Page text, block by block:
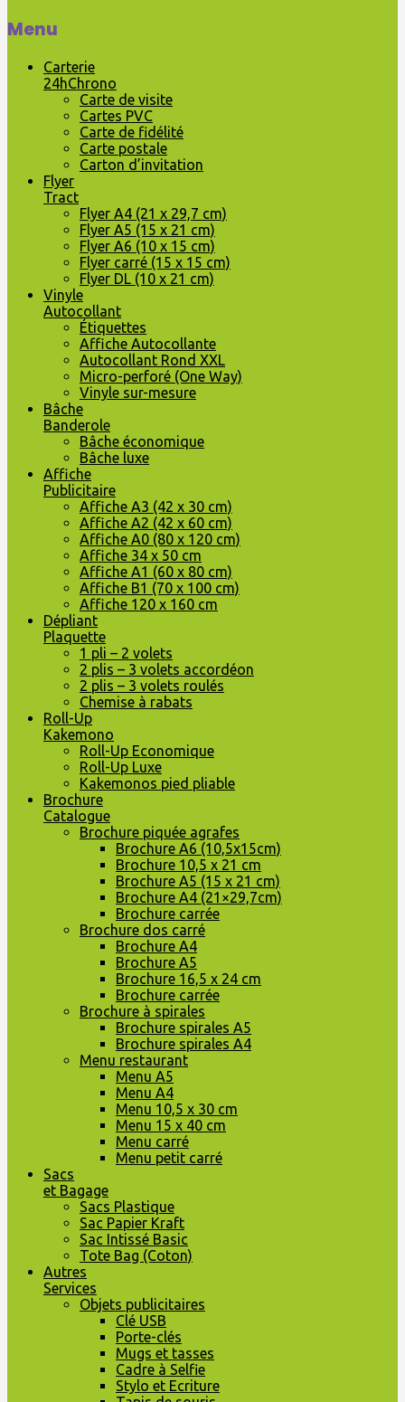
Menu
Carterie
24hChrono
Carte de visite
Cartes PVC
Carte de fidélité
Carte postale
Carton d’invitation
Flyer
Tract
Flyer A4 (21 x 29,7 cm)
Flyer A5 (15 x 21 cm)
Flyer A6 (10 x 15 cm)
Flyer carré (15 x 15 cm)
Flyer DL (10 x 21 cm)
Vinyle
Autocollant
Étiquettes
Affiche Autocollante
Autocollant Rond XXL
Micro-perforé (One Way)
Vinyle sur-mesure
Bâche
Banderole
Bâche économique
Bâche luxe
Affiche
Publicitaire
Affiche A3 (42 x 30 cm)
Affiche A2 (42 x 60 cm)
Affiche A0 (80 x 120 cm)
Affiche 34 x 50 cm
Affiche A1 (60 x 80 cm)
Affiche B1 (70 x 100 cm)
Affiche 120 x 160 cm
Dépliant
Plaquette
1 pli – 2 volets
2 plis – 3 volets accordéon
2 plis – 3 volets roulés
Chemise à rabats
Roll-Up
Kakemono
Roll-Up Economique
Roll-Up Luxe
Kakemonos pied pliable
Brochure
Catalogue
Brochure piquée agrafes
Brochure A6 (10,5x15cm)
Brochure 10,5 x 21 cm
Brochure A5 (15 x 21 cm)
Brochure A4 (21×29,7cm)
Brochure carrée
Brochure dos carré
Brochure A4
Brochure A5
Brochure 16,5 x 24 cm
Brochure carrée
Brochure à spirales
Brochure spirales A5
Brochure spirales A4
Menu restaurant
Menu A5
Menu A4
Menu 10,5 x 30 cm
Menu 15 x 40 cm
Menu carré
Menu petit carré
Sacs
et Bagage
Sacs Plastique
Sac Papier Kraft
Sac Intissé Basic
Tote Bag (Coton)
Autres
Services
Objets publicitaires
Clé USB
Porte-clés
Mugs et tasses
Cadre à Selfie
Stylo et Ecriture